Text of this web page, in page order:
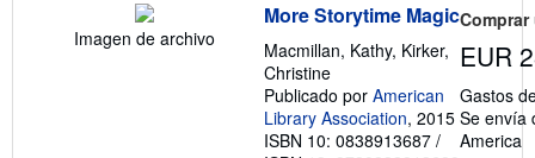
Imagen de archivo
More Storytime Magic
Macmillan, Kathy, Kirker,
Christine
Publicado por American
Library Association, 2015
ISBN 10: 0838913687 /
EUR
Gastos
Se envía
America